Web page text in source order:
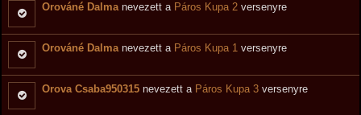
Orováné Dalma nevezett a Páros Kupa 2 versenyre
Orováné Dalma nevezett a Páros Kupa 1 versenyre
Orova Csaba950315 nevezett a Páros Kupa 3 versenyre